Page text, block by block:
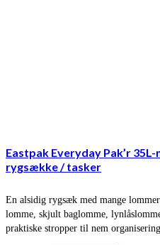
Eastpak Everyday Pak’r
rygsække / tasker
En alsidig rygsæk med mange
lomme, skjult baglomme,
praktiske stropper til nem